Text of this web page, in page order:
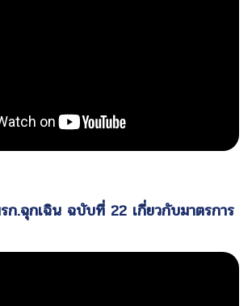
รก.ฉุกเฉิน ฉบับที่ 22 เกี่ยวกับมาตรการ